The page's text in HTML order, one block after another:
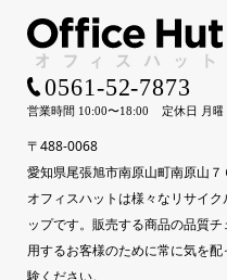
〒488-0068
愛知県尾張旭市南原山町南原山７
オフィスハットは様々なリサイ
ップです。販売する商品の品質
用するお客様のために常に気を